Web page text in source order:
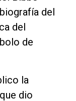
del
del
de
la
dio